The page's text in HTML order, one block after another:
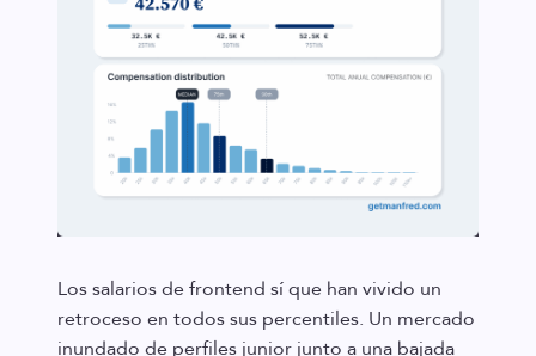
Los salarios de frontend sí que han vivido un
retroceso en todos sus percentiles. Un mercado
inundado de perfiles junior junto a una bajada